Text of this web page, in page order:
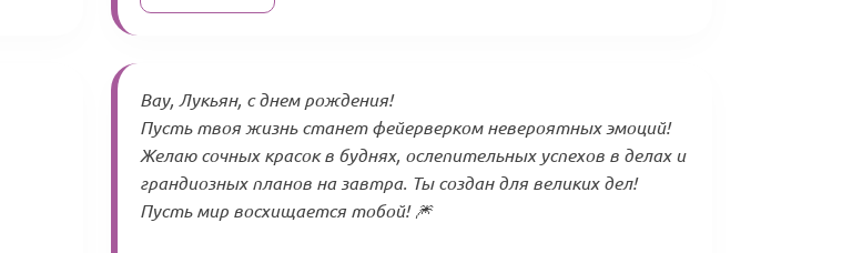
Вау, Лукьян, с днем рождения!
Пусть твоя жизнь станет фейерверком невероятных эмоций!
Желаю сочных красок в буднях, ослепительных успехов в делах и
грандиозных планов на завтра. Ты создан для великих дел!
Пусть мир восхищается тобой! 🎆